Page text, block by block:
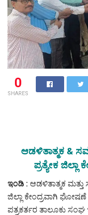
0
SHARES
ಆಡಳಿತಾತ್ಮಕ &
ಪ್ರತ್ಯೇಕ
ಇಂಡಿ : ಆಡಳಿತಾತ್ಮಕ
ಜಿಲ್ಲಾ ಕೇಂದ್ರವಾಗಿ
ಪತ್ರಕರ್ತರ ತಾಲೂಕು